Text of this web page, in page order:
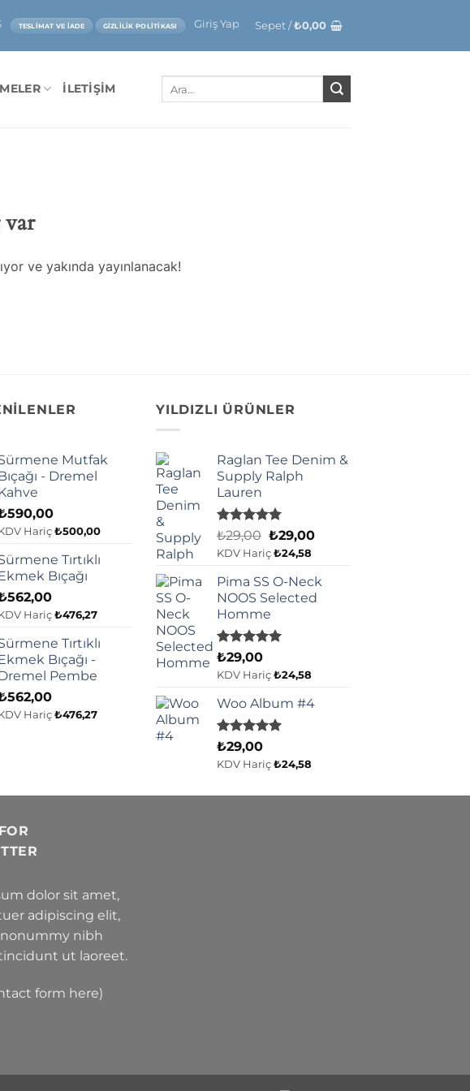
TESLIMAT VE İADE GIZLILIK POLITIKASI Giriş Yap Sepet /₺0,00
İLETIŞIM
ve yakında yayınlanacak!
Mutfak
- Dremel
590,00
Hariç ₺500,00
Tırtıklı
Bıçağı
562,00
Hariç ₺476,27
Tırtıklı
Bıçağı -
Pembe
562,00
Hariç ₺476,27
YILDIZLI ÜRÜNLER
Raglan Tee Denim &
Supply Ralph
Lauren
5 üzerinden
oy
aldı
₺29,00 Orijinal
fiyat:
₺29,00Şu
₺29,00.
KDV Hariç ₺24,58
Pima SS O-Neck
NOOS Selected
Homme
5 üzerinden
oy
aldı
₺29,00
KDV Hariç ₺24,58
Woo Album #4
5 üzerinden
oy
aldı
₺29,00
KDV Hariç ₺24,58
dolor sit amet,
adipiscing elit,
nibh
ut laoreet.
form here)